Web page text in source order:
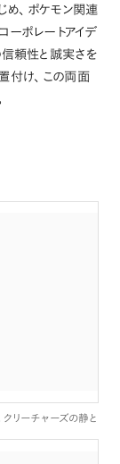
め、 ポケモン関連
ーポレートアイデ
頼性と誠実さを
付け、 この両面
クリーチャーズの静と